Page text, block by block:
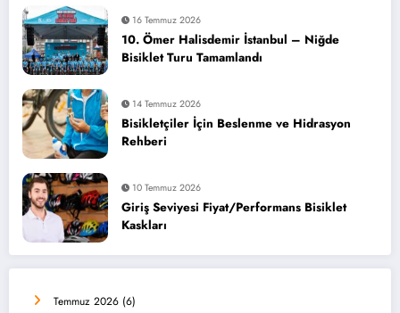
16 Temmuz 2026
10. Ömer Halisdemir İstanbul – Niğde
Bisiklet Turu Tamamlandı
14 Temmuz 2026
Bisikletçiler İçin Beslenme ve Hidrasyon
Rehberi
10 Temmuz 2026
Giriş Seviyesi Fiyat/Performans Bisiklet
Kaskları
Temmuz 2026 (6)